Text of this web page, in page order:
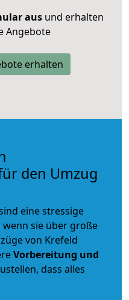
ausund erhalten
Angebote
erhalten
den Umzug
eine stressige
sie über große
von Krefeld
Vorbereitung und
dass alles